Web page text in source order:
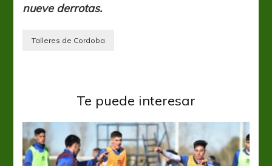
nueve derrotas.
Talleres de Cordoba
Te puede interesar